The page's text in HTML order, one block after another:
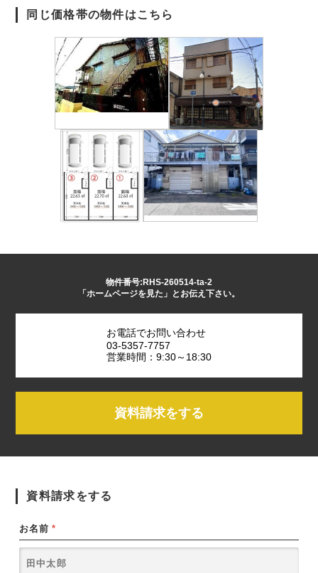
同じ価格帯の物件はこちら
物件番号:RHS-260514-ta-2
「ホームページを見た」とお伝え下さい。
お電話でお問い合わせ
03-5357-7757
営業時間：9:30～18:30
資料請求をする
資料請求をする
お名前 *